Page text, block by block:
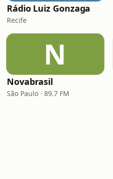
Rádio Luiz Gonzaga
Recife
N
Novabrasil
São Paulo · 89.7 FM